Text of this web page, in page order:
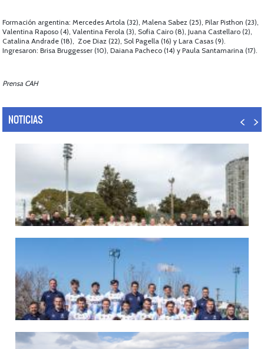
Formación argentina: Mercedes Artola (32), Malena Sabez (25), Pilar Pisthon (23),
Valentina Raposo (4), Valentina Ferola (3), Sofia Cairo (8), Juana Castellaro (2),
Catalina Andrade (18), Zoe Diaz (22), Sol Pagella (16) y Lara Casas (9).
Ingresaron: Brisa Bruggesser (10), Daiana Pacheco (14) y Paula Santamarina (17).
Prensa CAH
NOTICIAS
07/08/2026
LAS LEONAS LISTAS PARA DISPUTAR EL MUNDIAL 2026
Del 15 al 30 de agosto, el seleccionado argentino femenino de hockey disputará
la Copa del Mundo en Países Bajos y Bélgica. El debut será ante Estados Unidos.
LEER MÁS